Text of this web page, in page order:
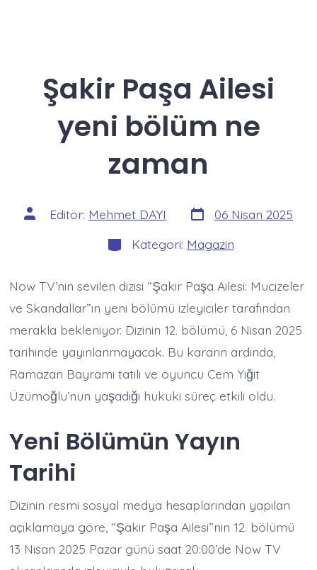
Şakir Paşa Ailesi
yeni bölüm ne
zaman
Yazının
yazarı
Editör: Mehmet DAYI Yazı
tarihi
06 Nisan 2025
Kategoriler
Kategori: Magazin
Now TV’nin sevilen dizisi “Şakir Paşa Ailesi: Mucizeler
ve Skandallar”ın yeni bölümü izleyiciler tarafından
merakla bekleniyor. Dizinin 12. bölümü, 6 Nisan 2025
tarihinde yayınlanmayacak. Bu kararın ardında,
Ramazan Bayramı tatili ve oyuncu Cem Yiğit
Üzümoğlu’nun yaşadığı hukuki süreç etkili oldu. ​
Yeni Bölümün Yayın
Tarihi
Dizinin resmi sosyal medya hesaplarından yapılan
açıklamaya göre, “Şakir Paşa Ailesi”nin 12. bölümü
13 Nisan 2025 Pazar günü saat 20:00’de Now TV